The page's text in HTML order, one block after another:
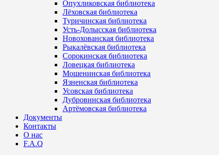
Опухликовская библиотека
Лёховская библиотека
Туричинская библиотека
Усть-Долысская библиотека
Новохованская библиотека
Рыкалёвская библиотека
Сорокинская библиотека
Ловецкая библиотека
Мошенинская библиотека
Язненская библиотека
Усовская библиотека
Дубровинская библиотека
Артёмовская библиотека
Документы
Контакты
О нас
F.A.Q